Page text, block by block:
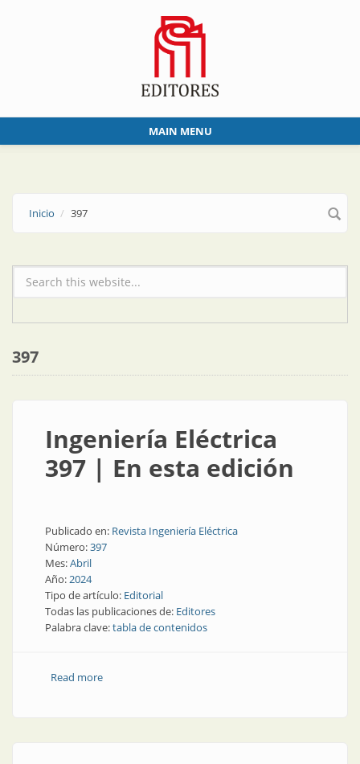
MAIN MENU
Inicio 397
Formulario de búsqueda
397
Ingeniería Eléctrica
397 | En esta edición
Publicado en: Revista Ingeniería Eléctrica
Número:397
Mes:Abril
Año:2024
Tipo de artículo: Editorial
Todas las publicaciones de: Editores
Palabra clave:tabla de contenidos
Read moreabout Ingeniería Eléctrica 397 | En esta edición